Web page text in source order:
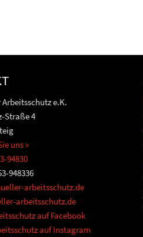
e.K.
Straße 4
uns »
94830
948336
arbeitsschutz.de
arbeitsschutz.de
auf Facebook
auf Instagram